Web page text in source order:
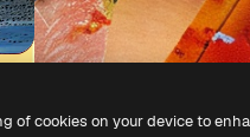
of cookies on your device to